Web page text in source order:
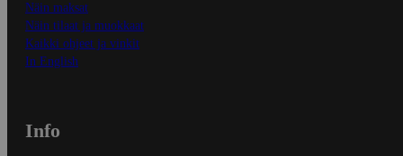
Näin maksat
Näin tilaat ja muokkaat
Kaikki ohjeet ja vinkit
In English
Info